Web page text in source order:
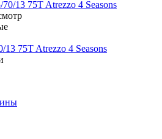
13 75T Atrezzo 4 Seasons